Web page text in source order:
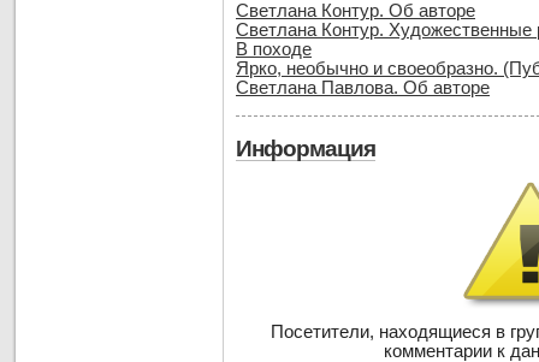
Светлана Контур. Об авторе
Светлана Контур.
В походе
Ярко, необычно и своеобразно.
Светлана Павлова. Об авторе
Информация
Посетители, находящиеся в
комментарии к